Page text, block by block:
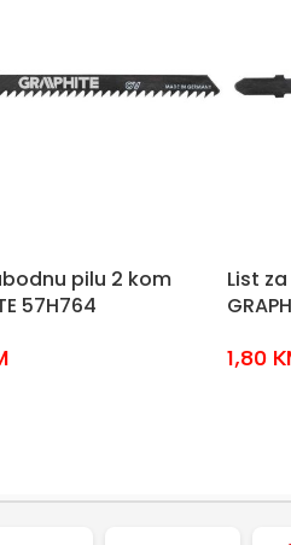
pilu 2 kom
57H764
List
1,80